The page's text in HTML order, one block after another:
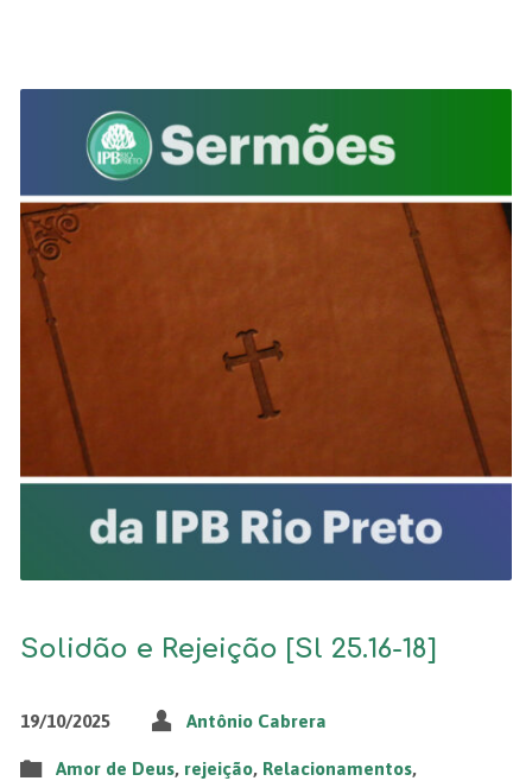
Solidão e Rejeição [Sl 25.16-18]
19/10/2025 Antônio Cabrera
Amor de Deus, rejeição, Relacionamentos,